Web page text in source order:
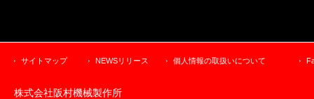
サイトマップ NEWSリリース 個人情報の取扱いについて
株式会社阪村機械製作所